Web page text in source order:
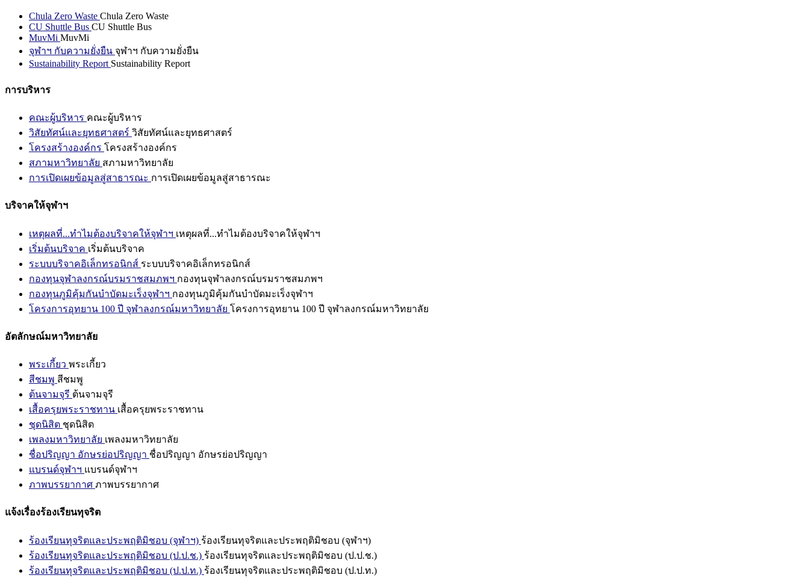
Chula Zero Waste Chula Zero Waste
CU Shuttle Bus CU Shuttle Bus
MuvMi MuvMi
จุฬาฯ กับความยั่งยืน จุฬาฯ กับความยั่งยืน
Sustainability Report Sustainability Report
การบริหาร
คณะผู้บริหาร คณะผู้บริหาร
วิสัยทัศน์และยุทธศาสตร์ วิสัยทัศน์และยุทธศาสตร์
โครงสร้างองค์กร โครงสร้างองค์กร
สภามหาวิทยาลัย สภามหาวิทยาลัย
การเปิดเผยข้อมูลสู่สาธารณะ การเปิดเผยข้อมูลสู่สาธารณะ
บริจาคให้จุฬาฯ
เหตุผลที่...ทำไมต้องบริจาคให้จุฬาฯ เหตุผลที่...ทำไมต้องบริจาคให้จุฬาฯ
เริ่มต้นบริจาค เริ่มต้นบริจาค
ระบบบริจาคอิเล็กทรอนิกส์ ระบบบริจาคอิเล็กทรอนิกส์
กองทุนจุฬาลงกรณ์บรมราชสมภพฯ กองทุนจุฬาลงกรณ์บรมราชสมภพฯ
กองทุนภูมิคุ้มกันบำบัดมะเร็งจุฬาฯ กองทุนภูมิคุ้มกันบำบัดมะเร็งจุฬาฯ
โครงการอุทยาน 100 ปี จุฬาลงกรณ์มหาวิทยาลัย โครงการอุทยาน 100 ปี จุฬาลงกรณ์มหาวิทยาลัย
อัตลักษณ์มหาวิทยาลัย
พระเกี้ยว พระเกี้ยว
สีชมพู สีชมพู
ต้นจามจุรี ต้นจามจุรี
เสื้อครุยพระราชทาน เสื้อครุยพระราชทาน
ชุดนิสิต ชุดนิสิต
เพลงมหาวิทยาลัย เพลงมหาวิทยาลัย
ชื่อปริญญา อักษรย่อปริญญา ชื่อปริญญา อักษรย่อปริญญา
แบรนด์จุฬาฯ แบรนด์จุฬาฯ
ภาพบรรยากาศ ภาพบรรยากาศ
แจ้งเรื่องร้องเรียนทุจริต
ร้องเรียนทุจริตและประพฤติมิชอบ (จุฬาฯ) ร้องเรียนทุจริตและประพฤติมิชอบ (จุฬาฯ)
ร้องเรียนทุจริตและประพฤติมิชอบ (ป.ป.ช.) ร้องเรียนทุจริตและประพฤติมิชอบ (ป.ป.ช.)
ร้องเรียนทุจริตและประพฤติมิชอบ (ป.ป.ท.) ร้องเรียนทุจริตและประพฤติมิชอบ (ป.ป.ท.)